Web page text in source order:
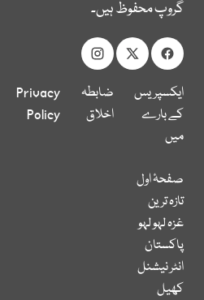
گروپ محفوظ ہیں۔
ایکسپریس
کے بارے
میں
ضابطہ
اخلاق
Privacy
Policy
صفحۂ اول
تازہ ترین
غزہ لہو لہو
پاکستان
انٹر نیشنل
کھیل